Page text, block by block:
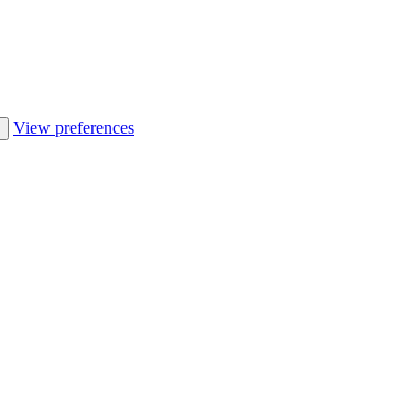
View preferences